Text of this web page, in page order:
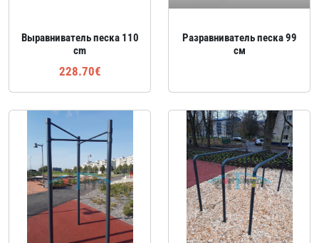
Выравниватель песка 110
cm
228.70€
Разравниватель песка 99
см